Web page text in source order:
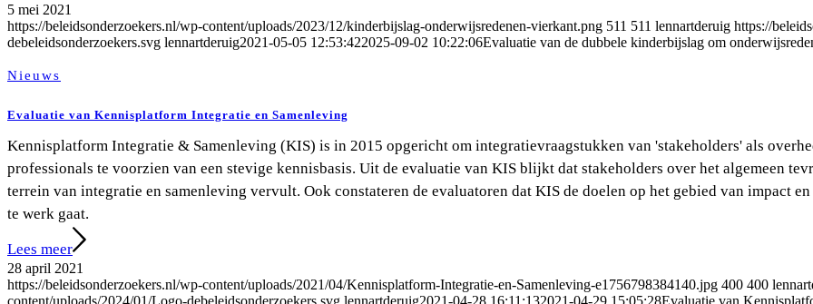
5 mei 2021
https://beleidsonderzoekers.nl/wp-content/uploads/2023/12/kinderbijslag-onderwijsredenen-vierkant.png 511 511 lennartderuig https://
debeleidsonderzoekers.svg lennartderuig2021-05-05 12:53:422025-09-02 10:22:06Evaluatie van de dubbele kinder­bijslag om
Nieuws
Evaluatie van Kennisplatform Integratie en Samenleving
Kennisplatform Integratie & Samenleving (KIS) is in 2015 opgericht om integratievraagstukken van 'stakeholders' als
professionals te voorzien van een stevige kennisbasis. Uit de evaluatie van KIS blijkt dat stakeholders over het algemeen
terrein van integratie en samenleving vervult. Ook constateren de evaluatoren dat KIS de doelen op het gebied van impact
te werk gaat.
Lees meer
28 april 2021
https://beleidsonderzoekers.nl/wp-content/uploads/2021/04/Kennisplatform-Integratie-en-Samenleving-e1756798384140.jpg 400 400
content/uploads/2024/01/Logo-debeleidsonderzoekers.svg lennartderuig2021-04-28 16:11:132021-04-29 15:05:28Evaluatie van